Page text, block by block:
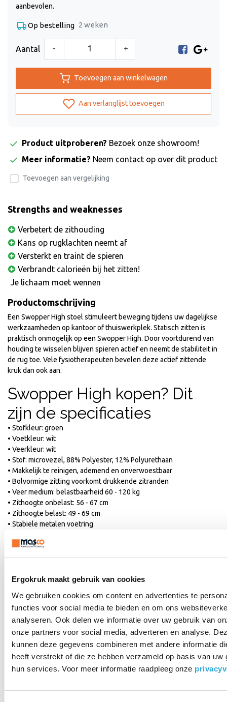
Ergokruk maakt gebruik van cookies
We gebruiken cookies om content en advertenties te
functies voor social media te bieden en om ons
analyseren. Ook delen we informatie over uw gebruik van
onze partners voor social media, adverteren en analyse.
kunnen deze gegevens combineren met andere informatie
heeft verstrekt of die ze hebben verzameld op basis van uw
hun services. Voor meer informatie raadpleeg onze
aanbevolen.
Op bestelling 2 weken
Aantal - +
Toevoegen aan winkelwagen
Aan verlanglijst toevoegen
Product uitproberen? Bezoek onze showroom!
Meer informatie? Neem contact op over dit product
Toevoegen aan vergelijking
Strengths and weaknesses
Verbetert de zithouding
Kans op rugklachten neemt af
Versterkt en traint de spieren
Verbrandt calorieën bij het zitten!
Je lichaam moet wennen
Productomschrijving
Een Swopper High stoel stimuleert beweging tijdens uw dagelijkse
werkzaamheden op kantoor of thuiswerkplek. Statisch zitten is
praktisch onmogelijk op een Swopper High. Door voortdurend van
houding te wisselen blijven spieren actief en neemt de stabiliteit in
de rug toe. Vele fysiotherapeuten bevelen deze actief zittende
kruk dan ook aan.
Swopper High kopen? Dit
zijn de specificaties
• Stofkleur: groen
• Voetkleur: wit
• Veerkleur: wit
• Stof: microvezel, 88% Polyester, 12% Polyurethaan
• Makkelijk te reinigen, ademend en onverwoestbaar
• Bolvormige zitting voorkomt drukkende zitranden
• Veer medium: belastbaarheid 60 - 120 kg
• Zithoogte onbelast: 56 - 67 cm
• Zithoogte belast: 49 - 69 cm
• Stabiele metalen voetring
• Metalen glijders: vloerbedekking. Vilten glijders: harde vloeren
• Gewicht 11,0 kilo
Swopper High voordelen |
een actieve zit!
De gebruiker van een Swopper High profiteert optimaal van de 3D
gepatenteerde technologie. Deze technologie zorgt voor een
actieve werkhouding met beweging opzij, naar voren en naar
achteren. Een optimale zithouding ten opzichte van het werkblad
gaat dan ook vanzelf. Wat opvalt aan een Swopper High is het
rugleuning wordt de rug continu getraind en behouden de